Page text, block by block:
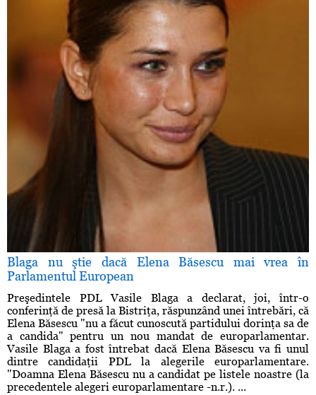
Blaga nu ştie dacă Elena Băsescu mai vrea în
Parlamentul European
Preşedintele PDL Vasile Blaga a declarat, joi, într-o
conferinţă de presă la Bistriţa, răspunzând unei întrebări, că
Elena Băsescu "nu a făcut cunoscută partidului dorinţa sa de
a candida" pentru un nou mandat de europarlamentar.
Vasile Blaga a fost întrebat dacă Elena Băsescu va fi unul
dintre candidaţii PDL la alegerile europarlamentare.
"Doamna Elena Băsescu nu a candidat pe listele noastre (la
precedentele alegeri europarlamentare -n.r.). ...